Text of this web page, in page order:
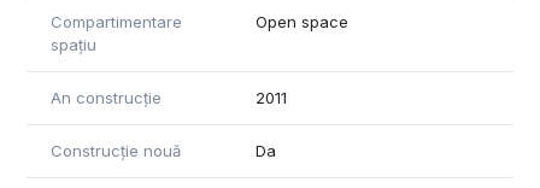
spațiu cu dotări standard, neincluzând costurile operaționale
(service charge). Prețul final de închiriere va fi stabilit în urma
investițiile necesare pentru eventuale dotări suplimentare,
negocieri.
Compartimentare
spațiu
Open space
An construcție 2011
Construcție nouă Da